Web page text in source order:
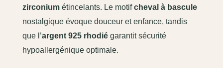
zirconiumétincelants. Le motifcheval à bascule
nostalgique évoque douceur et enfance, tandis
que l’argent 925 rhodiégarantit sécurité
hypoallergénique optimale.